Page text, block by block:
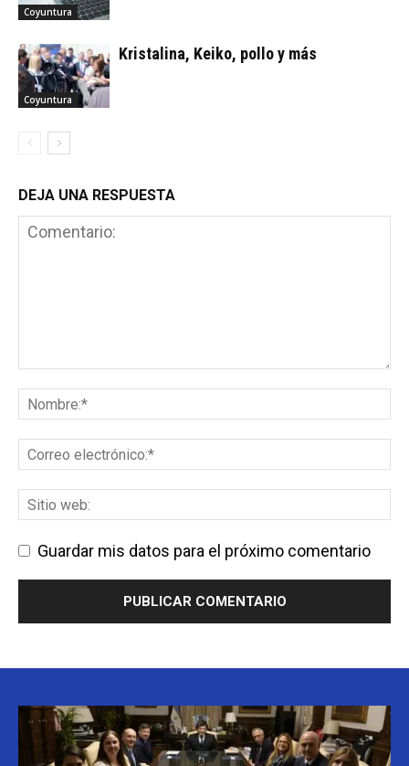
Coyuntura
Coyuntura
Kristalina, Keiko, pollo y más
DEJA UNA RESPUESTA
Guardar mis datos para el próximo comentario